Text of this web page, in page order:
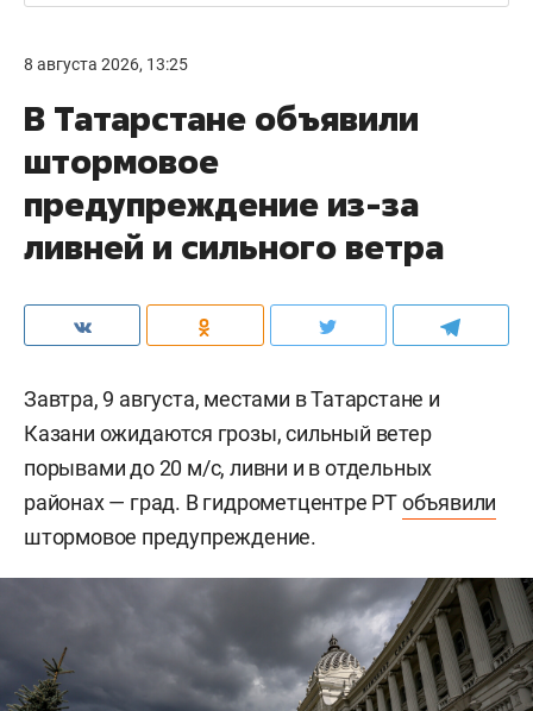
8 августа 2026, 13:25
В Татарстане объявили
штормовое
предупреждение из-за
ливней и сильного ветра
Завтра, 9 августа, местами в Татарстане и
Казани ожидаются грозы, сильный ветер
порывами до 20 м/c, ливни и в отдельных
районах — град. В гидрометцентре РТобъявили
штормовое предупреждение.